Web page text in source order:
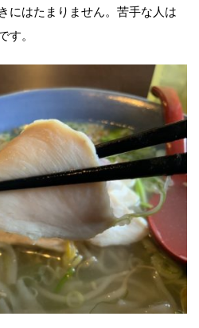
にはたまりません。苦手な人は
。